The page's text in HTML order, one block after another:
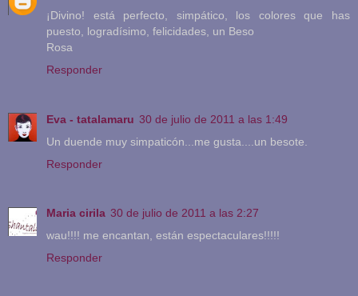
¡Divino! está perfecto, simpático, los colores que has
puesto, logradísimo, felicidades, un Beso
Rosa
Responder
Eva - tatalamaru 30 de julio de 2011 a las 1:49
Un duende muy simpaticón...me gusta....un besote.
Responder
Maria cirila 30 de julio de 2011 a las 2:27
wau!!!! me encantan, están espectaculares!!!!!
Responder